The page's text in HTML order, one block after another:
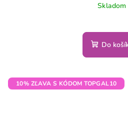
Skladom
Do
10% ZĽAVA S KÓDOM TOPGAL10